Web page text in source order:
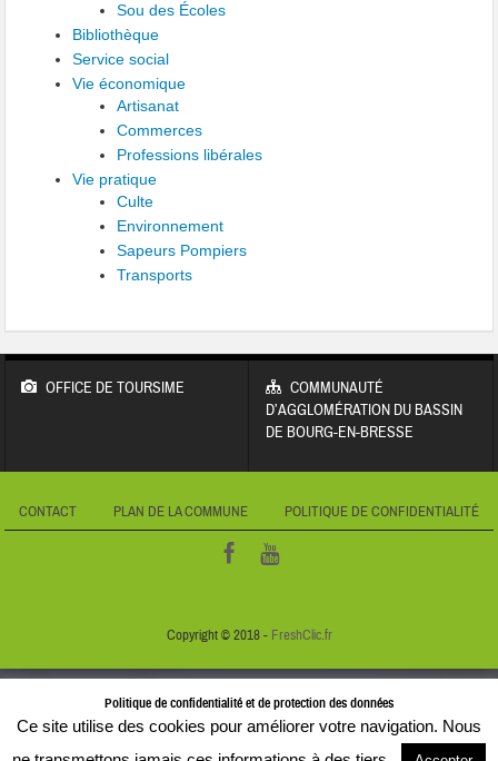
Sou des Écoles
Bibliothèque
Service social
Vie économique
Artisanat
Commerces
Professions libérales
Vie pratique
Culte
Environnement
Sapeurs Pompiers
Transports
OFFICE DE TOURSIME
COMMUNAUTÉ
D’AGGLOMÉRATION DU BASSIN
DE BOURG-EN-BRESSE
CONTACT PLAN DE LA COMMUNE POLITIQUE DE CONFIDENTIALITÉ
Copyright © 2018 - FreshClic.fr
Politique de confidentialité et de protection des données
Ce site utilise des cookies pour améliorer votre navigation. Nous